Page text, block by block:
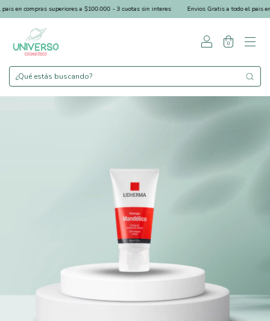
en compras superiores a $100.000 - 3 cuotas sin interes Envios Gratis a todo el pais en
0